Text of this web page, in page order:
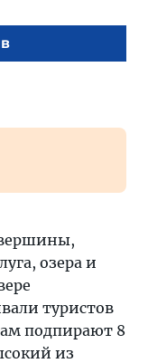
озера и
туристов
подпирают 8
из